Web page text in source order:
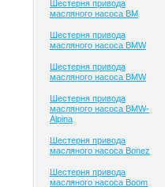
Шестерня привода
масляного насоса BM
Шестерня привода
масляного насоса BMW
Шестерня привода
масляного насоса BMW
Шестерня привода
масляного насоса BMW-
Alpina
Шестерня привода
масляного насоса Bonez
Шестерня привода
масляного насоса Boom